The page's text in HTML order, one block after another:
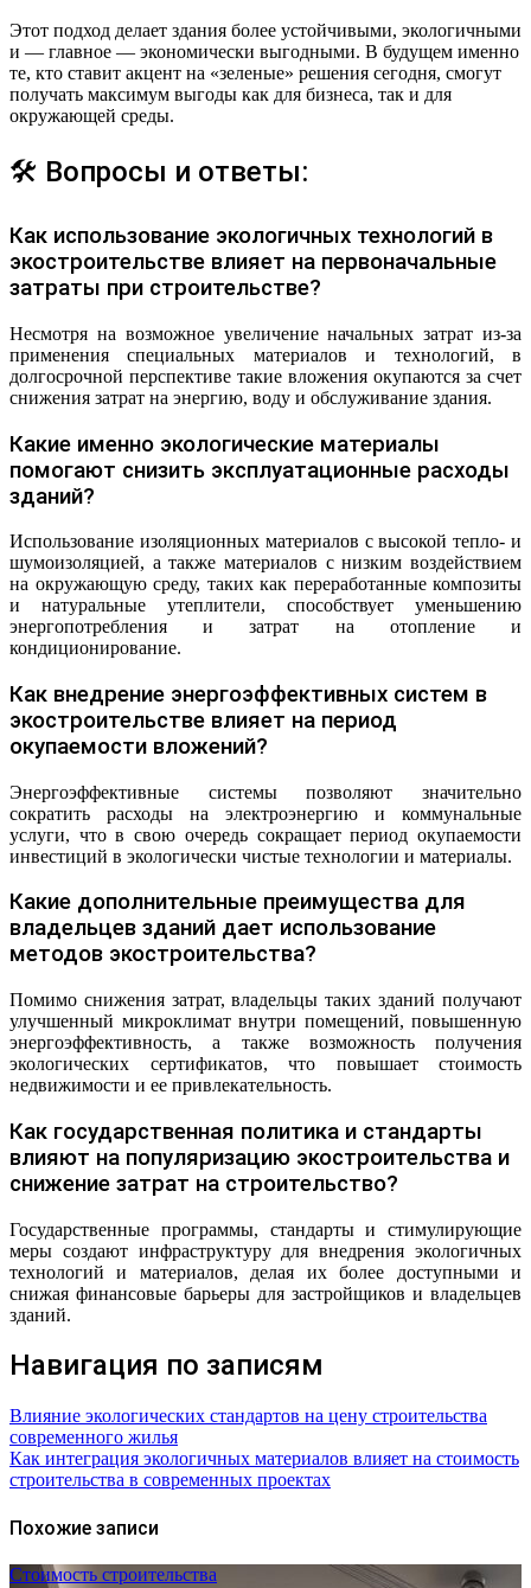
Этот подход делает здания более устойчивыми, экологичными
и — главное — экономически выгодными. В будущем именно
те, кто ставит акцент на «зеленые» решения сегодня, смогут
получать максимум выгоды как для бизнеса, так и для
окружающей среды.
🛠 Вопросы и ответы:
Как использование экологичных технологий в
экостроительстве влияет на первоначальные
затраты при строительстве?
Несмотря на возможное увеличение начальных затрат из-за
применения специальных материалов и технологий, в
долгосрочной перспективе такие вложения окупаются за счет
снижения затрат на энергию, воду и обслуживание здания.
Какие именно экологические материалы
помогают снизить эксплуатационные расходы
зданий?
Использование изоляционных материалов с высокой тепло- и
шумоизоляцией, а также материалов с низким воздействием
на окружающую среду, таких как переработанные композиты
и натуральные утеплители, способствует уменьшению
энергопотребления и затрат на отопление и
кондиционирование.
Как внедрение энергоэффективных систем в
экостроительстве влияет на период
окупаемости вложений?
Энергоэффективные системы позволяют значительно
сократить расходы на электроэнергию и коммунальные
услуги, что в свою очередь сокращает период окупаемости
инвестиций в экологически чистые технологии и материалы.
Какие дополнительные преимущества для
владельцев зданий дает использование
методов экостроительства?
Помимо снижения затрат, владельцы таких зданий получают
улучшенный микроклимат внутри помещений, повышенную
энергоэффективность, а также возможность получения
экологических сертификатов, что повышает стоимость
недвижимости и ее привлекательность.
Как государственная политика и стандарты
влияют на популяризацию экостроительства и
снижение затрат на строительство?
Государственные программы, стандарты и стимулирующие
меры создают инфраструктуру для внедрения экологичных
технологий и материалов, делая их более доступными и
снижая финансовые барьеры для застройщиков и владельцев
зданий.
Навигация по записям
Влияние экологических стандартов на цену строительства
современного жилья
Как интеграция экологичных материалов влияет на стоимость
строительства в современных проектах
Похожие записи
Стоимость строительства